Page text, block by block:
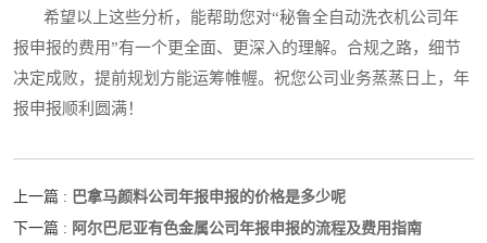
希望以上这些分析，能帮助您对“秘鲁全自动洗衣机公司年
报申报的费用”有一个更全面、更深入的理解。合规之路，细节
决定成败，提前规划方能运筹帷幄。祝您公司业务蒸蒸日上，年
报申报顺利圆满！
上一篇 : 巴拿马颜料公司年报申报的价格是多少呢
下一篇 : 阿尔巴尼亚有色金属公司年报申报的流程及费用指南